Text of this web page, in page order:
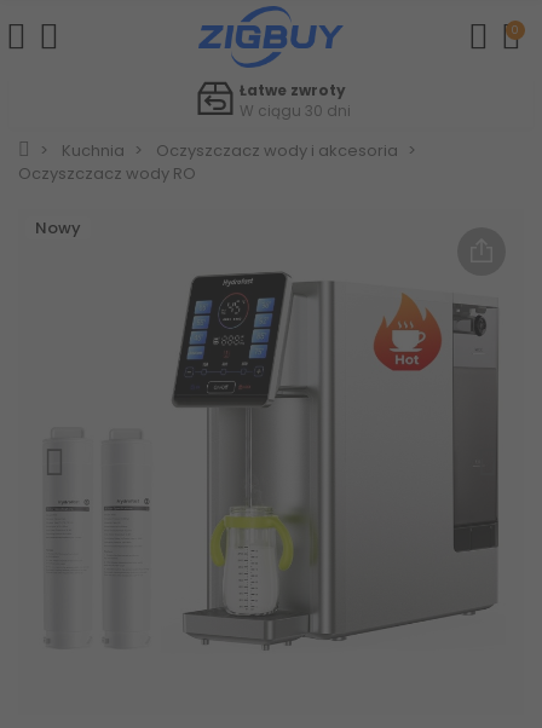
0
Łatwe zwroty
W ciągu 30 dni
Kuchnia
Oczyszczacz wody i akcesoria
Oczyszczacz wody RO
Nowy